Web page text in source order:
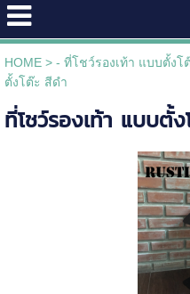
HOME> - ที่โชว์รองเท้า แบบตั้งโ
ตั้งโต๊ะ สีดำ
ที่โชว์รองเท้า แบบตั้